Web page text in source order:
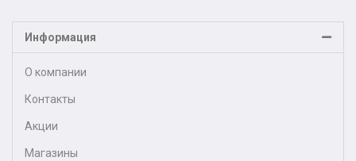
Информация
О компании
Контакты
Акции
Магазины